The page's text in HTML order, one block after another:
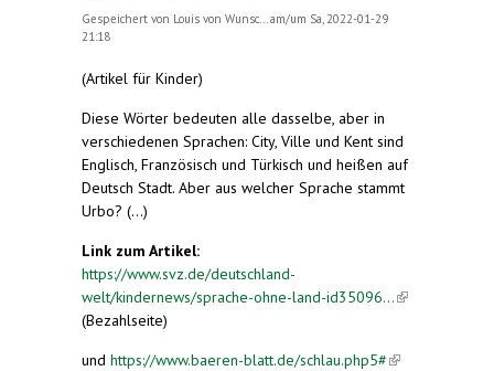
Gespeichert von Louis von Wunsc...
am/um Sa, 2022-01-29
21:18
(Artikel für Kinder)
Diese Wörter bedeuten alle dasselbe, aber in
verschiedenen Sprachen: City, Ville und Kent sind
Englisch, Französisch und Türkisch und heißen auf
Deutsch Stadt. Aber aus welcher Sprache stammt
Urbo? (...)
Link zum Artikel:
https://www.svz.de/deutschland-
welt/kindernews/sprache-ohne-land-id35096...(link is
(Bezahlseite)
und https://www.baeren-blatt.de/schlau.php5#(link is